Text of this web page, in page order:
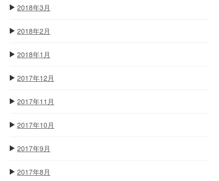
2018年3月
2018年2月
2018年1月
2017年12月
2017年11月
2017年10月
2017年9月
2017年8月